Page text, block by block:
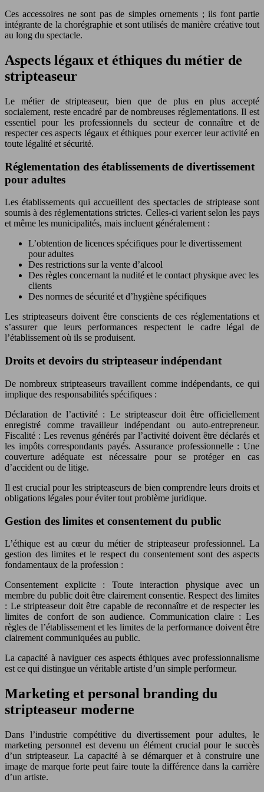
Ces accessoires ne sont pas de simples ornements ; ils font partie
intégrante de la chorégraphie et sont utilisés de manière créative tout
au long du spectacle.
Aspects légaux et éthiques du métier de
stripteaseur
Le métier de stripteaseur, bien que de plus en plus accepté
socialement, reste encadré par de nombreuses réglementations. Il est
essentiel pour les professionnels du secteur de connaître et de
respecter ces aspects légaux et éthiques pour exercer leur activité en
toute légalité et sécurité.
Réglementation des établissements de divertissement
pour adultes
Les établissements qui accueillent des spectacles de striptease sont
soumis à des réglementations strictes. Celles-ci varient selon les pays
et même les municipalités, mais incluent généralement :
L’obtention de licences spécifiques pour le divertissement
pour adultes
Des restrictions sur la vente d’alcool
Des règles concernant la nudité et le contact physique avec les
clients
Des normes de sécurité et d’hygiène spécifiques
Les stripteaseurs doivent être conscients de ces réglementations et
s’assurer que leurs performances respectent le cadre légal de
l’établissement où ils se produisent.
Droits et devoirs du stripteaseur indépendant
De nombreux stripteaseurs travaillent comme indépendants, ce qui
implique des responsabilités spécifiques :
Déclaration de l’activité : Le stripteaseur doit être officiellement
enregistré comme travailleur indépendant ou auto-entrepreneur.
Fiscalité : Les revenus générés par l’activité doivent être déclarés et
les impôts correspondants payés. Assurance professionnelle : Une
couverture adéquate est nécessaire pour se protéger en cas
d’accident ou de litige.
Il est crucial pour les stripteaseurs de bien comprendre leurs droits et
obligations légales pour éviter tout problème juridique.
Gestion des limites et consentement du public
L’éthique est au cœur du métier de stripteaseur professionnel. La
gestion des limites et le respect du consentement sont des aspects
fondamentaux de la profession :
Consentement explicite : Toute interaction physique avec un
membre du public doit être clairement consentie. Respect des limites
: Le stripteaseur doit être capable de reconnaître et de respecter les
limites de confort de son audience. Communication claire : Les
règles de l’établissement et les limites de la performance doivent être
clairement communiquées au public.
La capacité à naviguer ces aspects éthiques avec professionnalisme
est ce qui distingue un véritable artiste d’un simple performeur.
Marketing et personal branding du
stripteaseur moderne
Dans l’industrie compétitive du divertissement pour adultes, le
marketing personnel est devenu un élément crucial pour le succès
d’un stripteaseur. La capacité à se démarquer et à construire une
image de marque forte peut faire toute la différence dans la carrière
d’un artiste.